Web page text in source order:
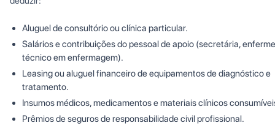
Aluguel de consultório ou clínica particular.
Salários e contribuições do pessoal de apoio (secretária,
técnico em enfermagem).
Leasing ou aluguel financeiro de equipamentos de diagnóstico e
tratamento.
Insumos médicos, medicamentos e materiais clínicos
Prêmios de seguros de responsabilidade civil profissional.